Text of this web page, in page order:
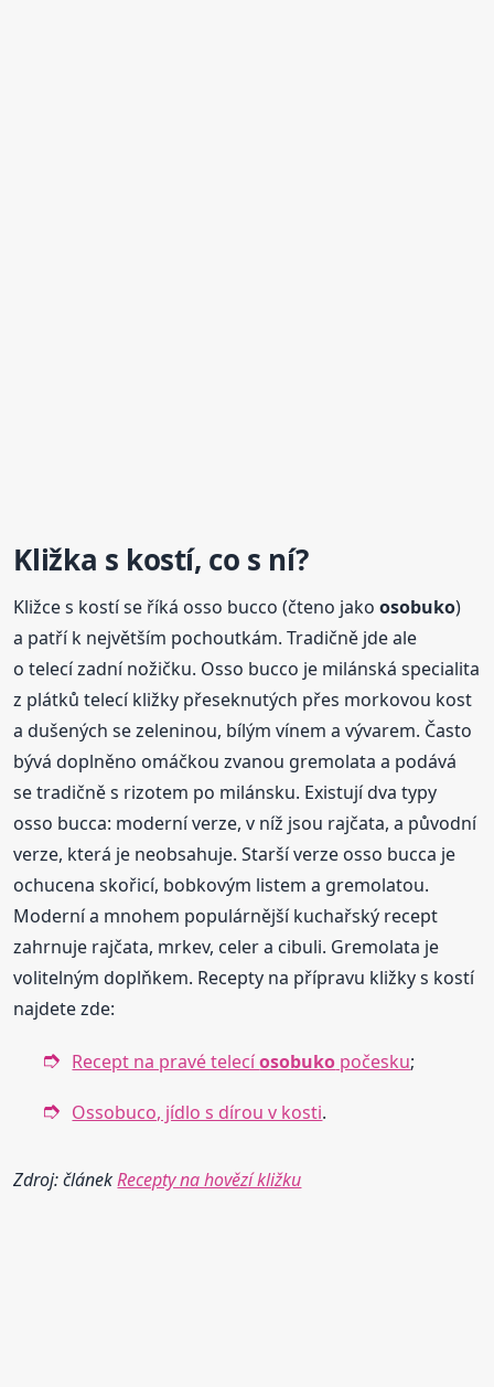
Kližka s kostí, co s ní?
Kližce s kostí se říká osso bucco (čteno jakoosobuko)
a patří k největším pochoutkám. Tradičně jde ale
o telecí zadní nožičku. Osso bucco je milánská specialita
z plátků telecí kližky přeseknutých přes morkovou kost
a dušených se zeleninou, bílým vínem a vývarem. Často
bývá doplněno omáčkou zvanou gremolata a podává
se tradičně s rizotem po milánsku. Existují dva typy
osso bucca: moderní verze, v níž jsou rajčata, a původní
verze, která je neobsahuje. Starší verze osso bucca je
ochucena skořicí, bobkovým listem a gremolatou.
Moderní a mnohem populárnější kuchařský recept
zahrnuje rajčata, mrkev, celer a cibuli. Gremolata je
volitelným doplňkem. Recepty na přípravu kližky s kostí
najdete zde:
Recept na pravé telecíosobuko počesku;
Ossobuco, jídlo s dírou v kosti.
Zdroj: článekRecepty na hovězí kližku